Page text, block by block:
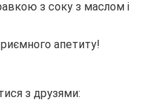
з соку з маслом і
апетиту!
з друзями: